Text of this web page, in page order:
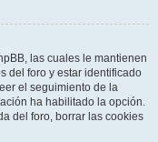
las cuales le mantienen
del foro y estar identificado
el seguimiento de la
ha habilitado la opción.
del foro, borrar las cookies